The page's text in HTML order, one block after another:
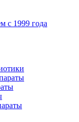
с 1999 года